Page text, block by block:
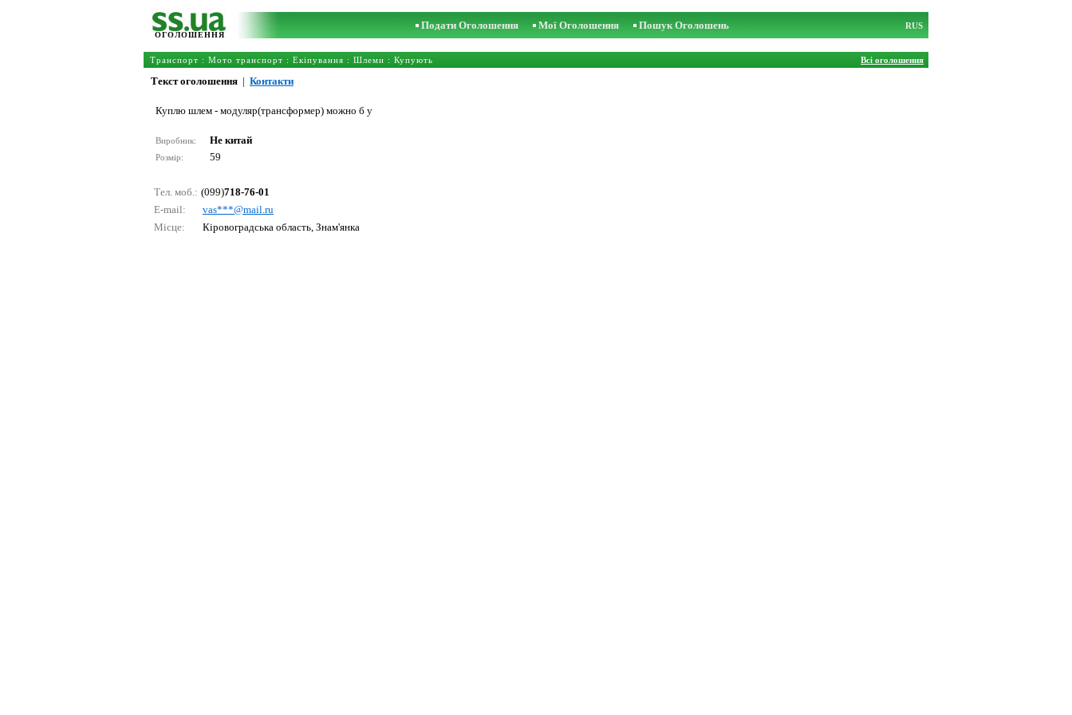
ОГОЛОШЕННЯ
Подати Оголошення Мої Оголошення Пошук Оголошень RUS
Транспорт : Мото транспорт : Екіпування : Шлеми : Купують Всі оголошення
Текст оголошення | Контакти
Куплю шлем - модуляр(трансформер) можно б у
Виробник: Не китай
Розмір: 59
Тел. моб.: (099)718-76-01
E-mail:
vаs***@mаil.ru
Місце:
Кіровоградська область, Знам'янка